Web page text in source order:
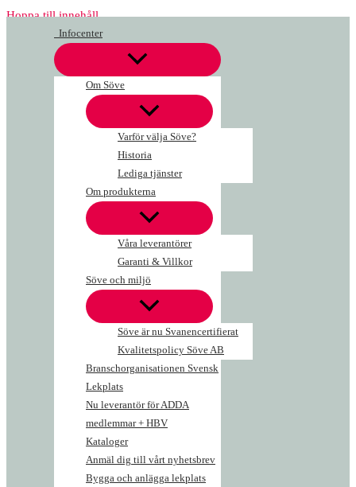
Hoppa till innehåll
Infocenter
Om Söve
Varför välja Söve?
Historia
Lediga tjänster
Om produkterna
Våra leverantörer
Garanti & Villkor
Söve och miljö
Söve är nu Svanencertifierat
Kvalitetspolicy Söve AB
Branschorganisationen Svensk
Lekplats
Nu leverantör för ADDA
medlemmar + HBV
Kataloger
Anmäl dig till vårt nyhetsbrev
Bygga och anlägga lekplats